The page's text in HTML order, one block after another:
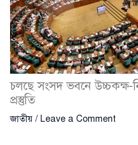
চলছে সংসদ ভবনে উচ্চকক্ষ-
প্রস্তুতি
জাতীয় / Leave a Comment